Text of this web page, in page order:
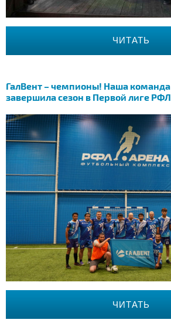
ЧИТАТЬ
ГалВент – чемпионы! Наша
завершила сезон в Первой лиге
ЧИТАТЬ